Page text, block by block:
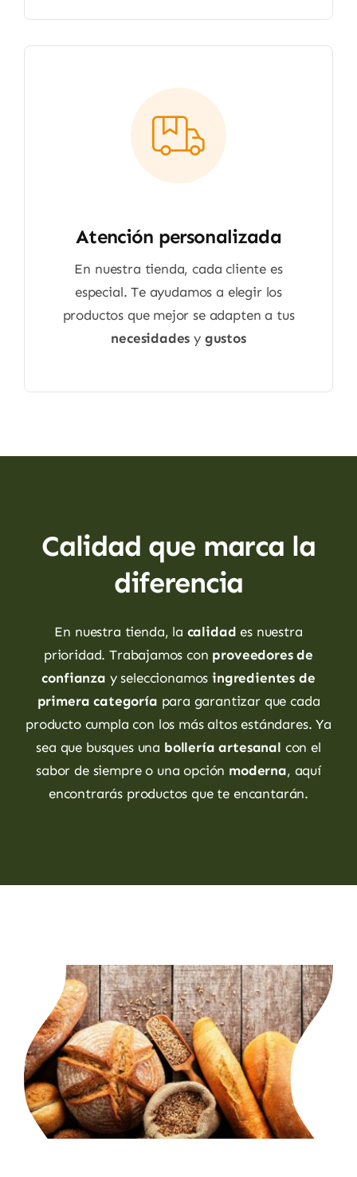
Atención personalizada
En nuestra tienda, cada cliente es
especial. Te ayudamos a elegir los
productos que mejor se adapten a tus
necesidades y gustos
Calidad que marca la
diferencia
En nuestra tienda, la calidad es nuestra
prioridad. Trabajamos con proveedores de
confianza y seleccionamosingredientes de
primera categoría para garantizar que cada
producto cumpla con los más altos estándares. Ya
sea que busques una bollería artesanal con el
sabor de siempre o una opción moderna, aquí
encontrarás productos que te encantarán.